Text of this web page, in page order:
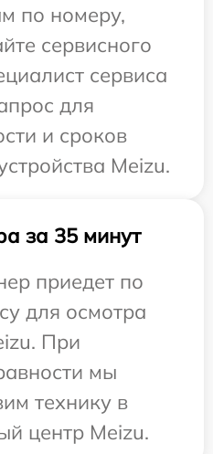
по номеру,
сервисного
сервиса
для
и сроков
Meizu.
за 35 минут
приедет по
для осмотра
При
мы
технику в
центр Meizu.